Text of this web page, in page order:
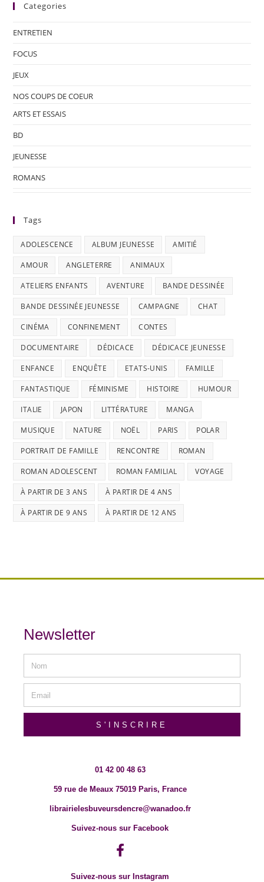
Categories
ENTRETIEN
FOCUS
JEUX
NOS COUPS DE COEUR
ARTS ET ESSAIS
BD
JEUNESSE
ROMANS
Tags
ADOLESCENCE ALBUM JEUNESSE AMITIÉ
AMOUR ANGLETERRE ANIMAUX
ATELIERS ENFANTS AVENTURE BANDE DESSINÉE
BANDE DESSINÉE JEUNESSE CAMPAGNE CHAT
CINÉMA CONFINEMENT CONTES
DOCUMENTAIRE DÉDICACE DÉDICACE JEUNESSE
ENFANCE ENQUÊTE ETATS-UNIS FAMILLE
FANTASTIQUE FÉMINISME HISTOIRE HUMOUR
ITALIE JAPON LITTÉRATURE MANGA
MUSIQUE NATURE NOËL PARIS POLAR
PORTRAIT DE FAMILLE RENCONTRE ROMAN
ROMAN ADOLESCENT ROMAN FAMILIAL VOYAGE
À PARTIR DE 3 ANS À PARTIR DE 4 ANS
À PARTIR DE 9 ANS À PARTIR DE 12 ANS
Newsletter
S'INSCRIRE
01 42 00 48 63
59 rue de Meaux 75019 Paris, France
librairielesbuveursdencre@wanadoo.fr
Suivez-nous sur Facebook
Suivez-nous sur Instagram